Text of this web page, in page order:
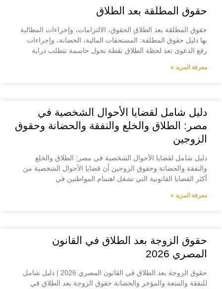
حقوق المطلقة بعد الطلاق
حقوق المطلقة بعد الطلاق الحقوق، الالتزامات، وإجراءات المطالبة
بها دليل حقوق المطلقة: المستحقات المالية، الحضانة، وإجراءات
رفع الدعوى تعد لحظة الطلاق نقطة تحول حاسمة تتطلب دراية
معرفة المزيد »
دليل شامل لقضايا الأحوال الشخصية في
مصر: الطلاق والخلع والنفقة والحضانة وحقوق
الزوجين
دليل شامل لقضايا الأحوال الشخصية في مصر: الطلاق والخلع
والنفقة والحضانة وحقوق الزوجين أن قضايا الأحوال الشخصية من
أكثر القضايا القانونية التي تشغل اهتمام المواطنين في
معرفة المزيد »
حقوق الزوجة بعد الطلاق في القانون
المصري 2026
حقوق الزوجة بعد الطلاق في القانون المصري 2026 | دليل شامل
للنفقة والمتعة والمؤخر والحضانة حقوق الزوجة بعد الطلاق في